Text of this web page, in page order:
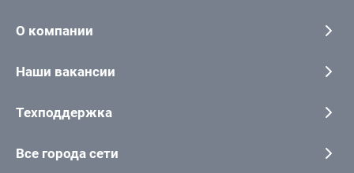
О компании
Наши вакансии
Техподдержка
Все города сети